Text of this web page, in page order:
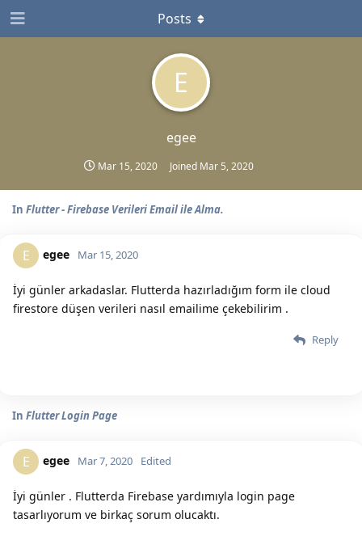
E
egee
Mar 15, 2020 Joined Mar 5, 2020
Posts
In Flutter - Firebase Verileri Email ile Alma.
E egee Mar 15, 2020
İyi günler arkadaslar. Flutterda hazırladığım form ile cloud
firestore düşen verileri nasıl emailime çekebilirim .
Reply
In Flutter Login Page
E egee Mar 7, 2020 Edited
İyi günler . Flutterda Firebase yardımıyla login page
tasarlıyorum ve birkaç sorum olucaktı.